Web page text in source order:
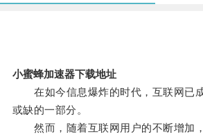
小蜜蜂加速器下载地址
在如今信息爆炸的时代，互联网已
或缺的一部分。
然而，随着互联网用户的不断增加